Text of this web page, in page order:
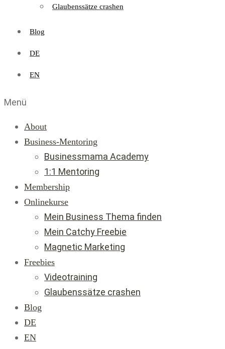
Glaubenssätze crashen
Blog
DE
EN
Menü
About
Business-Mentoring
Businessmama Academy
1:1 Mentoring
Membership
Onlinekurse
Mein Business Thema finden
Mein Catchy Freebie
Magnetic Marketing
Freebies
Videotraining
Glaubenssätze crashen
Blog
DE
EN